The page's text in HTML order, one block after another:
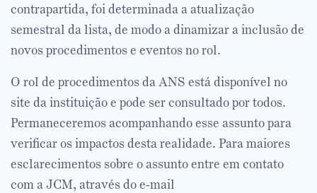
contrapartida, foi determinada a atualização
semestral da lista, de modo a dinamizar a inclusão de
novos procedimentos e eventos no rol.
O rol de procedimentos da ANS está disponível no
site da instituição e pode ser consultado por todos.
Permaneceremos acompanhando esse assunto para
verificar os impactos desta realidade. Para maiores
esclarecimentos sobre o assunto entre em contato
com a JCM, através do e-mail